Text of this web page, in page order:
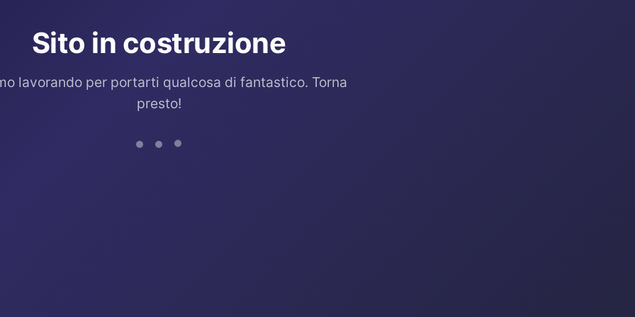
Sito in costruzione
lavorando per portarti qualcosa di fantastico. Torna
presto!